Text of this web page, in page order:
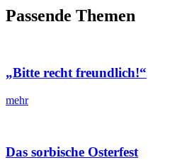
Passende Themen
„Bitte recht freundlich!“
mehr
Das sorbische Osterfest